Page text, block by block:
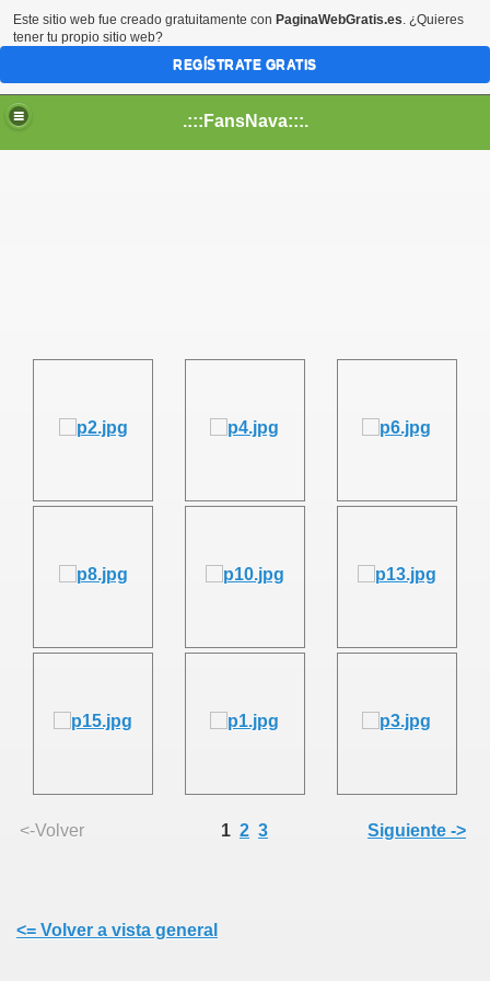
.:::FansNava:::.
<-Volver 1 2 3 Siguiente ->
<= Volver a vista general
Este sitio web fue creado gratuitamente con PaginaWebGratis.es. ¿Quieres
tener tu propio sitio web?
REGÍSTRATE GRATIS